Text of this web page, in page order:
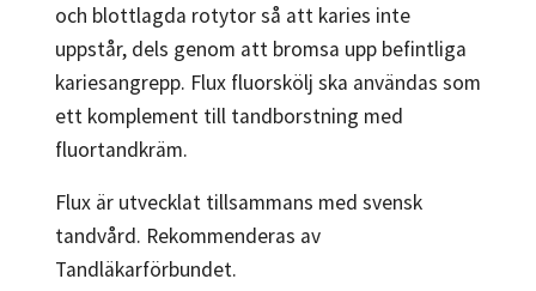
och blottlagda rotytor så att karies inte
uppstår, dels genom att bromsa upp befintliga
kariesangrepp. Flux fluorskölj ska användas som
ett komplement till tandborstning med
fluortandkräm.
Flux är utvecklat tillsammans med svensk
tandvård. Rekommenderas av
Tandläkarförbundet.